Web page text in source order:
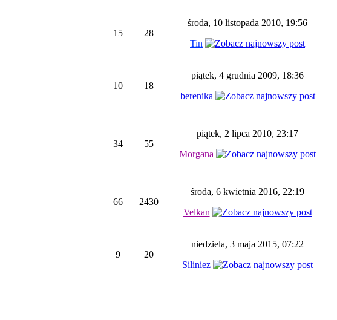
15 28
środa, 10 listopada 2010, 19:56
Tin
10 18
piątek, 4 grudnia 2009, 18:36
berenika
34 55
piątek, 2 lipca 2010, 23:17
Morgana
66 2430
środa, 6 kwietnia 2016, 22:19
Velkan
9 20
niedziela, 3 maja 2015, 07:22
Siliniez